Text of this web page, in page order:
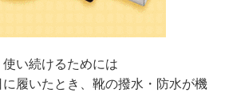
い続けるためには
履いたとき、靴の撥水・防水が機